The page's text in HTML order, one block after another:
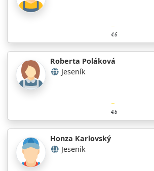
4.6
Roberta Poláková
Jeseník
4.6
Honza Karlovský
Jeseník